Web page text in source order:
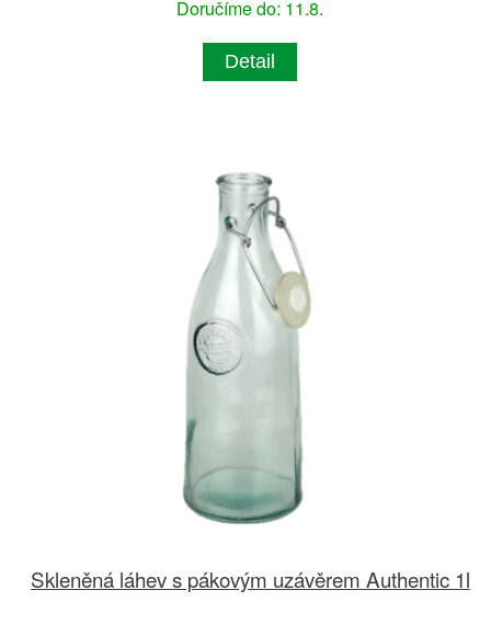
Doručíme do: 11.8.
Detail
Skleněná láhev s pákovým uzávěrem Authentic 1l